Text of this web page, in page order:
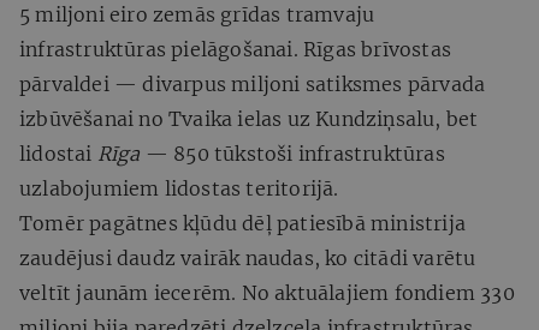
5 miljoni eiro zemās grīdas tramvaju
infrastruktūras pielāgošanai. Rīgas brīvostas
pārvaldei — divarpus miljoni satiksmes pārvada
izbūvēšanai no Tvaika ielas uz Kundziņsalu, bet
lidostai Rīga — 850 tūkstoši infrastruktūras
uzlabojumiem lidostas teritorijā.
Tomēr pagātnes kļūdu dēļ patiesībā ministrija
zaudējusi daudz vairāk naudas, ko citādi varētu
veltīt jaunām iecerēm. No aktuālajiem fondiem 330